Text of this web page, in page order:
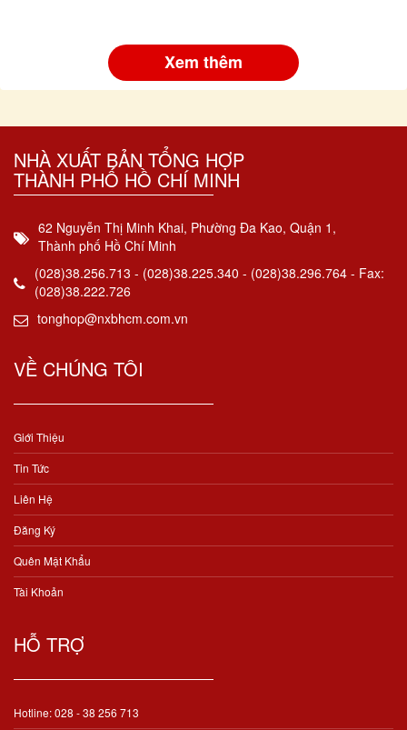
Xem thêm
NHÀ XUẤT BẢN TỔNG HỢP
THÀNH PHỐ HỒ CHÍ MINH
62 Nguyễn Thị Minh Khai, Phường Đa Kao, Quận 1,
Thành phố Hồ Chí Minh
(028)38.256.713 - (028)38.225.340 - (028)38.296.764 - Fax:
(028)38.222.726
tonghop@nxbhcm.com.vn
VỀ CHÚNG TÔI
Giới Thiệu
Tin Tức
Liên Hệ
Đăng Ký
Quên Mật Khẩu
Tài Khoản
HỖ TRỢ
Hotline: 028 - 38 256 713